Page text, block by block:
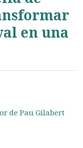
en una
de Pau Gilabert